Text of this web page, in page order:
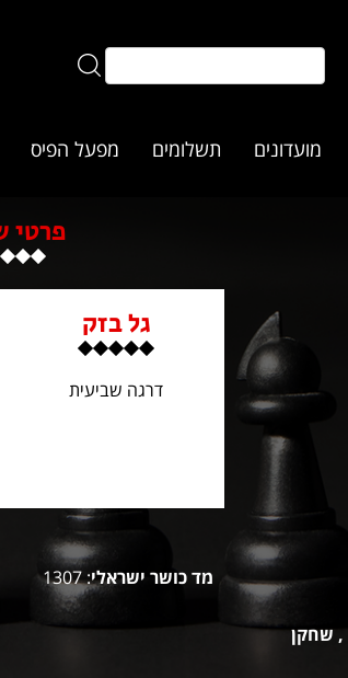
מועדונים תשלומים מפעל הפיס
פרטי
גל בזק
דרגה שביעית
, שחקן
מד כושר ישראלי: 1307